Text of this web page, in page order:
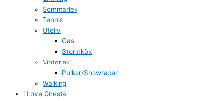
Sommarlek
Tennis
Uteliv
Gas
Stormkök
Vinterlek
Pulkor/Snowracer
Walking
i Love Gnesta